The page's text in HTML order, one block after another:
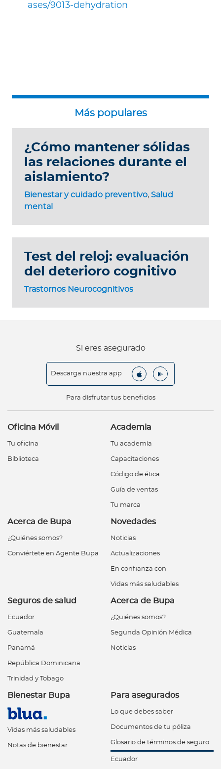
ases/9013-dehydration
Bienestar y cuidado preventivo, Salud
mental
¿Cómo mantener sólidas
las relaciones durante el
aislamiento?
Trastornos Neurocognitivos
Test del reloj: evaluación
del deterioro cognitivo
Si eres asegurado
Descarga nuestra app
Para disfrutar tus beneficios
Oficina Móvil
Tu oficina
Biblioteca
Academia
Tu academia
Capacitaciones
Código de ética
Guía de ventas
Tu marca
Acerca de Bupa
¿Quiénes somos?
Conviértete en Agente Bupa
Novedades
Noticias
Actualizaciones
En confianza con
Vidas más saludables
Seguros de salud
Ecuador
Guatemala
Panamá
República Dominicana
Trinidad y Tobago
Acerca de Bupa
¿Quiénes somos?
Segunda Opinión Médica
Noticias
Bienestar Bupa
Vidas más saludables
Notas de bienestar
Para asegurados
Lo que debes saber
Documentos de tu póliza
Glosario de términos de seguro
Ecuador